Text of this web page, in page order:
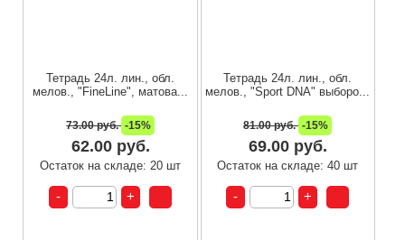
Тетрадь 24л. лин., обл.
мелов., "FineLine", матова...
73.00 руб. -15%
62.00 руб.
Остаток на складе: 20 шт
Тетрадь 24л. лин., обл.
мелов., "Sport DNA" выборо...
81.00 руб. -15%
69.00 руб.
Остаток на складе: 40 шт